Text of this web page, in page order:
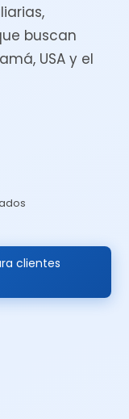
buscan
USA y el
clientes